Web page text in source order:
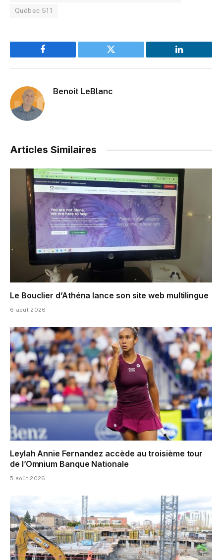
Québec 511
Facebook Twitter LinkedIn
Benoit LeBlanc
Articles Similaires
Le Bouclier d’Athéna lance son site web multilingue
6 août 2026
Leylah Annie Fernandez accède au troisième tour
de l’Omnium Banque Nationale
5 août 2026